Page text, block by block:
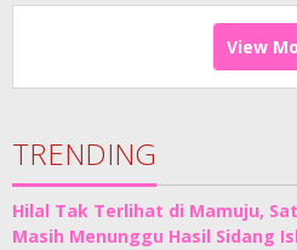
View
TRENDING
Hilal Tak Terlihat di Mamuju,
Masih Menunggu Hasil Sidang